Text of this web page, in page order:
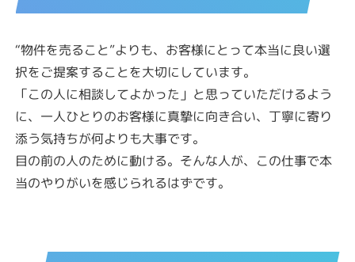
“物件を売ること”よりも、お客様にとって本当に良い選
択をご提案することを大切にしています。
「この人に相談してよかった」と思っていただけるよう
に、一人ひとりのお客様に真摯に向き合い、丁寧に寄り
添う気持ちが何よりも大事です。
目の前の人のために動ける。そんな人が、この仕事で本
当のやりがいを感じられるはずです。